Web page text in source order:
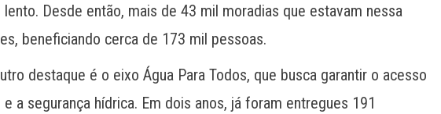
Desde então, mais de 43 mil moradias que estavam nessa
beneficiando cerca de 173 mil pessoas.
destaque é o eixo Água Para Todos, que busca garantir o acesso
a segurança hídrica. Em dois anos, já foram entregues 191